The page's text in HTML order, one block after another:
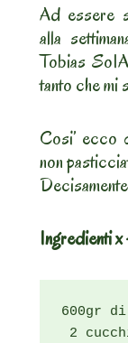
Ad essere
alla
Tobias
tanto che mi
Cosi’ ecco
non
Ingredienti
600gr
2